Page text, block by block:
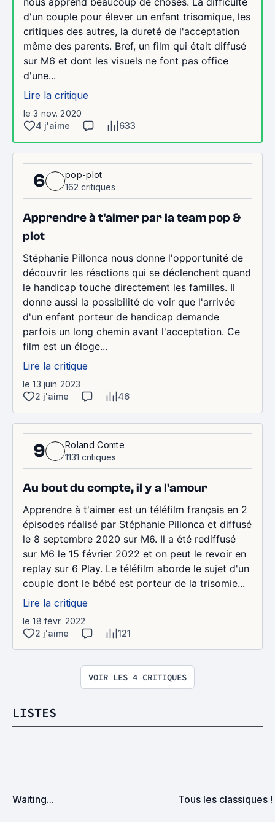
d'un couple pour élever un enfant trisomique, les
critiques des autres, la dureté de l'acceptation
même des parents. Bref, un film qui était diffusé
sur M6 et dont les visuels ne font pas office
d'une...
Lire la critique
le 3 nov. 2020
4 j'aime
633
6
pop-plot
162 critiques
Apprendre à t'aimer par la team pop &
plot
Stéphanie Pillonca nous donne l'opportunité de
découvrir les réactions qui se déclenchent quand
le handicap touche directement les familles. Il
donne aussi la possibilité de voir que l'arrivée
d'un enfant porteur de handicap demande
parfois un long chemin avant l'acceptation. Ce
film est un éloge...
Lire la critique
le 13 juin 2023
2 j'aime
46
9
Roland Comte
1131 critiques
Au bout du compte, il y a l'amour
Apprendre à t'aimer est un téléfilm français en 2
épisodes réalisé par Stéphanie Pillonca et diffusé
le 8 septembre 2020 sur M6. Il a été rediffusé
sur M6 le 15 février 2022 et on peut le revoir en
replay sur 6 Play. Le téléfilm aborde le sujet d'un
couple dont le bébé est porteur de la trisomie...
Lire la critique
le 18 févr. 2022
2 j'aime
121
VOIR LES 4 CRITIQUES
LISTES
Waiting... Tous les classiques !